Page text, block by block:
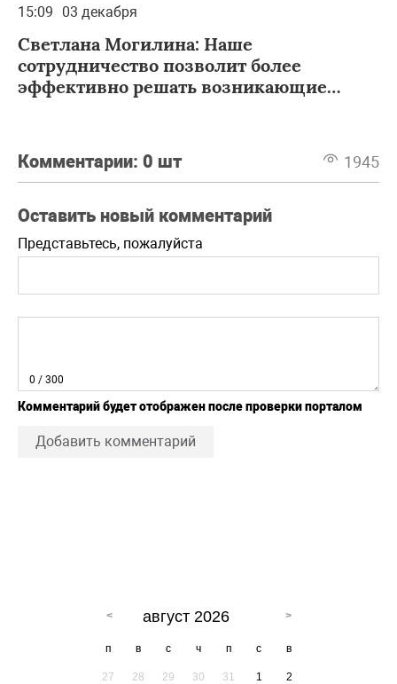
15:09 03 декабря
Светлана Могилина: Наше
сотрудничество позволит более
эффективно решать возникающие
Комментарии: 0 шт 1945
Оставить новый комментарий
Представьтесь, пожалуйста
0 / 300
Комментарий будет отображен после проверки порталом
Добавить комментарий
август 2026
п в с ч п с в
27 28 29 30 31 1 2